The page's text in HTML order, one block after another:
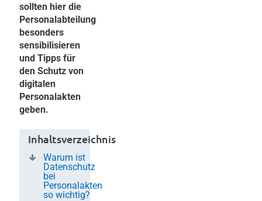
sollten hier die
Personalabteilung
besonders
sensibilisieren
und Tipps für
den Schutz von
digitalen
Personalakten
geben.
Inhaltsverzeichnis
Warum ist
Datenschutz
bei
Personalakten
so wichtig?